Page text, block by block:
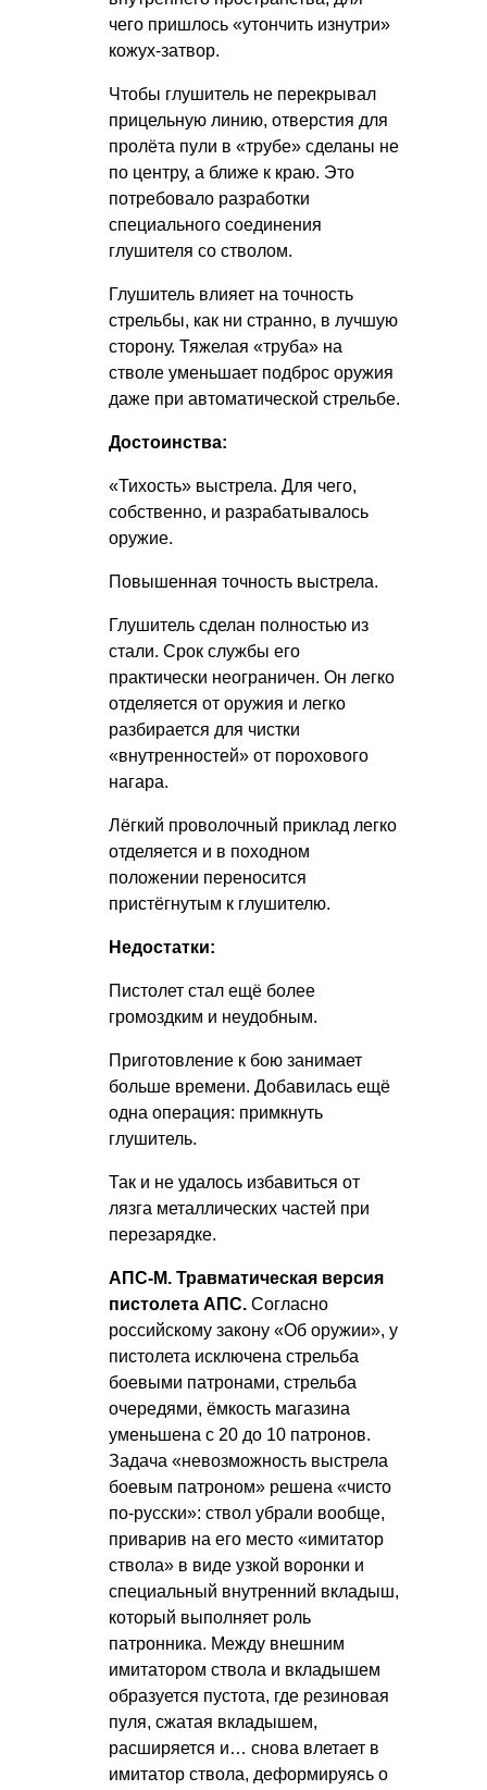
чего пришлось «утончить изнутри»
кожух-затвор.
Чтобы глушитель не перекрывал
прицельную линию, отверстия для
пролёта пули в «трубе» сделаны не
по центру, а ближе к краю. Это
потребовало разработки
специального соединения
глушителя со стволом.
Глушитель влияет на точность
стрельбы, как ни странно, в лучшую
сторону. Тяжелая «труба» на
стволе уменьшает подброс оружия
даже при автоматической стрельбе.
Достоинства:
«Тихость» выстрела. Для чего,
собственно, и разрабатывалось
оружие.
Повышенная точность выстрела.
Глушитель сделан полностью из
стали. Срок службы его
практически неограничен. Он легко
отделяется от оружия и легко
разбирается для чистки
«внутренностей» от порохового
нагара.
Лёгкий проволочный приклад легко
отделяется и в походном
положении переносится
пристёгнутым к глушителю.
Недостатки:
Пистолет стал ещё более
громоздким и неудобным.
Приготовление к бою занимает
больше времени. Добавилась ещё
одна операция: примкнуть
глушитель.
Так и не удалось избавиться от
лязга металлических частей при
перезарядке.
АПС-М. Травматическая версия
пистолета АПС. Согласно
российскому закону «Об оружии», у
пистолета исключена стрельба
боевыми патронами, стрельба
очередями, ёмкость магазина
уменьшена с 20 до 10 патронов.
Задача «невозможность выстрела
боевым патроном» решена «чисто
по-русски»: ствол убрали вообще,
приварив на его место «имитатор
ствола» в виде узкой воронки и
специальный внутренний вкладыш,
который выполняет роль
патронника. Между внешним
имитатором ствола и вкладышем
образуется пустота, где резиновая
пуля, сжатая вкладышем,
расширяется и… снова влетает в
имитатор ствола, деформируясь о